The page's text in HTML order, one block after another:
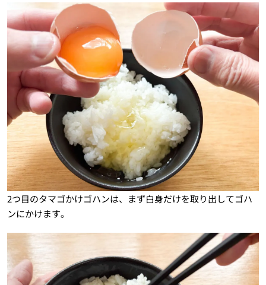
2つ目のタマゴかけゴハンは、まず白身だけを取り出してゴハ
ンにかけます。